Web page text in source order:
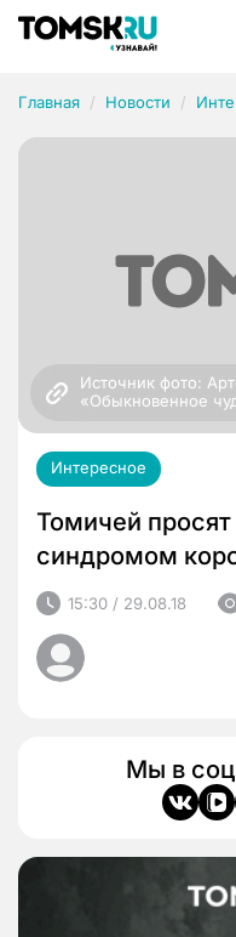
Главная Новости
Источник фото:
«Обыкновенное
Интересное
Томичей
синдромом
15:30 / 29.08.18
Мы в